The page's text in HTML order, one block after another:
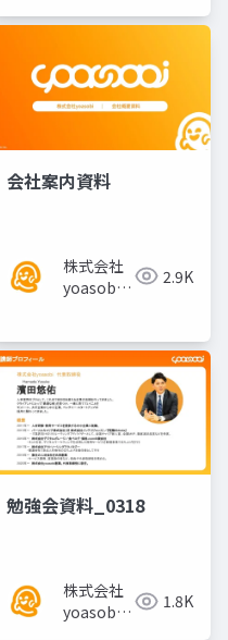
ナー様
会社案内資料
株式会社
yoasobi
2.9K
勉強会資料_0318
株式会社
yoasobi
1.8K